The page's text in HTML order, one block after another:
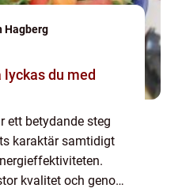
Hagberg
ett betydande steg
karaktär samtidigt
kvalitet och genom